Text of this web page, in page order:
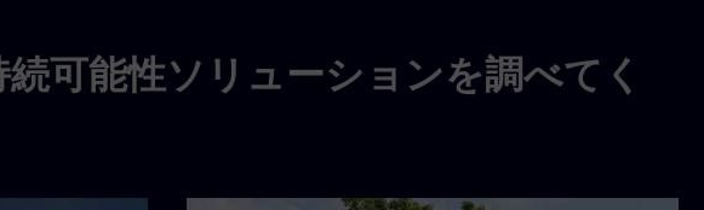
可能性ソリューションを調べてく